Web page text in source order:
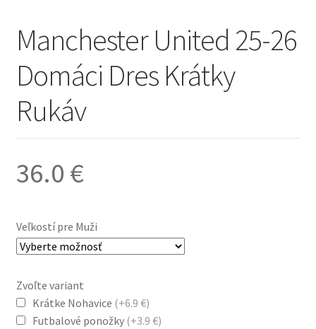
Manchester United 25-26
Domáci Dres Krátky
Rukáv
36.0 €
Veľkostí pre Muži
Zvoľte variant
Krátke Nohavice (+6.9 €)
Futbalové ponožky (+3.9 €)